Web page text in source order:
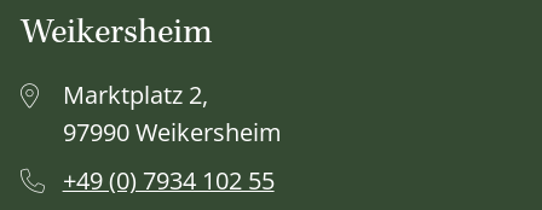
Weikersheim
Marktplatz 2,
97990 Weikersheim
+49 (0) 7934 102 55